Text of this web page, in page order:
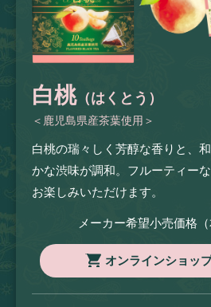
白桃（はくとう）
＜鹿児島県産茶葉使用＞
白桃の瑞々しく芳醇な香りと、
かな渋味が調和。フルーティー
お楽しみいただけます。
メーカー希望小売価格（
オンラインショッ